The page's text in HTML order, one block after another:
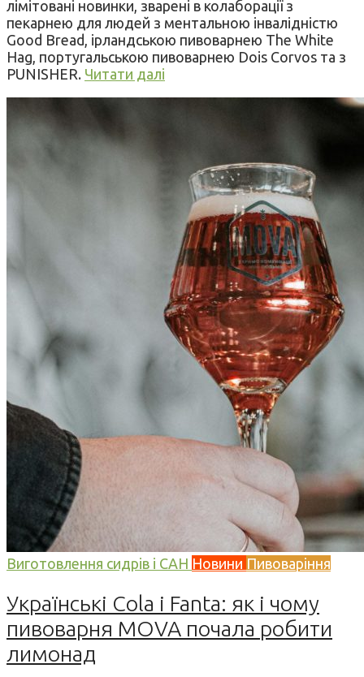
лімітовані новинки, зварені в колаборації з
пекарнею для людей з ментальною інвалідністю
Good Bread, ірландською пивоварнею The White
Hag, португальською пивоварнею Dois Corvos та з
PUNISHER. Читати далі
Виготовлення сидрів і САН Новини Пивоваріння
Українські Cola і Fanta: як і чому
пивоварня MOVA почала робити
лимонад